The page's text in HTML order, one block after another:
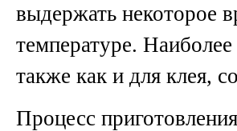
выдержать некоторое
температуре.
также как и для клея,
Процесс